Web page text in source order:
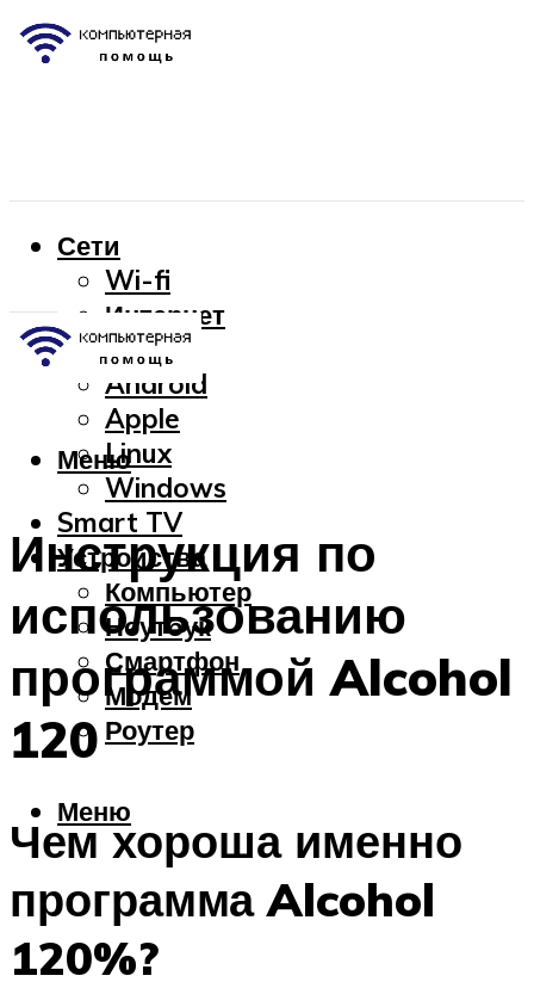
Сети
Wi-fi
Интернет
OC
Android
Apple
Linux
Windows
Smart TV
Устройства
Компьютер
Ноутбук
Смартфон
Модем
Роутер
Меню
Меню
Инструкция по
использованию
программой Alcohol
120
Чем хороша именно
программа Alcohol
120%?